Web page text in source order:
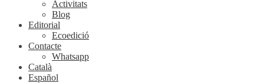
Activitats
Blog
Editorial
Ecoedició
Contacte
Whatsapp
Català
Español